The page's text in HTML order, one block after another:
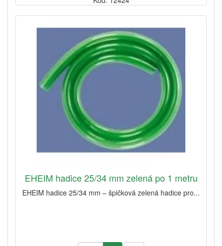
EHEIM hadice 25/34 mm zelená po 1 metru
EHEIM hadice 25/34 mm – špičková zelená hadice pro...